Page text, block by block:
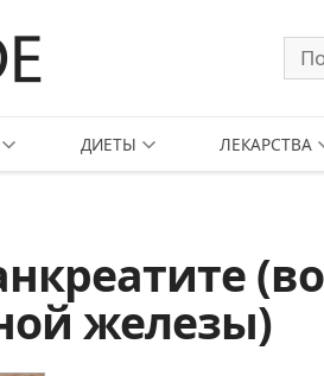
ДИЕТЫ ЛЕКАРСТВА
железы)